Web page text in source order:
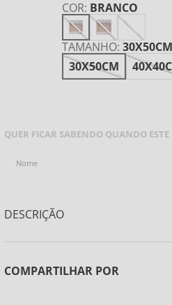
COR: BRANCO
TAMANHO: 30X50CM
30X50CM
QUER FICAR SABENDO QUANDO
DESCRIÇÃO
Almofada Decorativa Premium
COMPARTILHAR POR